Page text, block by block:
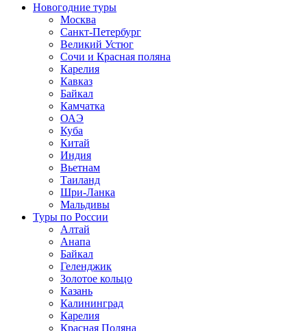
Новогодние туры
Москва
Санкт-Петербург
Великий Устюг
Сочи и Красная поляна
Карелия
Кавказ
Байкал
Камчатка
ОАЭ
Куба
Китай
Индия
Вьетнам
Таиланд
Шри-Ланка
Мальдивы
Туры по России
Алтай
Анапа
Байкал
Геленджик
Золотое кольцо
Казань
Калининград
Карелия
Красная Поляна